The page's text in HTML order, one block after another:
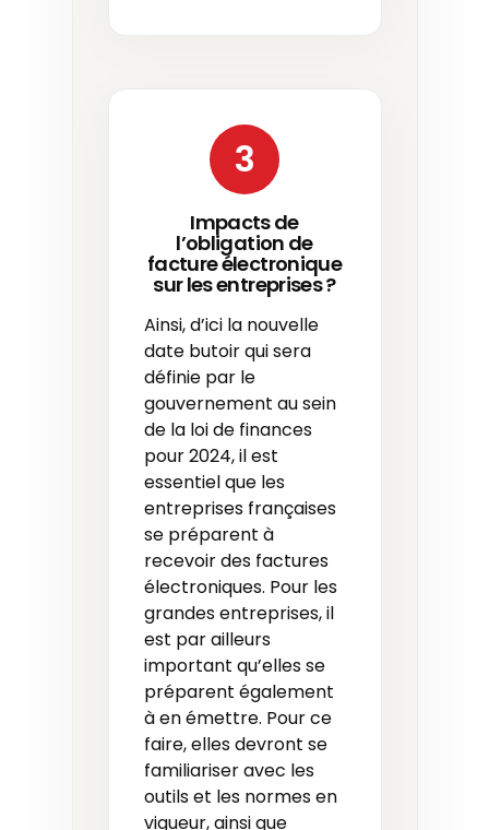
3
Impacts de
l’obligation de
facture électronique
sur les entreprises ?
Ainsi, d’ici la nouvelle
date butoir qui sera
définie par le
gouvernement au sein
de la loi de finances
pour 2024, il est
essentiel que les
entreprises françaises
se préparent à
recevoir des factures
électroniques. Pour les
grandes entreprises, il
est par ailleurs
important qu’elles se
préparent également
à en émettre. Pour ce
faire, elles devront se
familiariser avec les
outils et les normes en
vigueur, ainsi que